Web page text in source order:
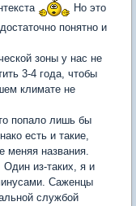
Но это
понятно и
зоны у нас не
3-4 года, чтобы
климате не
попало лишь бы
есть и такие,
меняя названия.
из-таких, я и
Саженцы
службой